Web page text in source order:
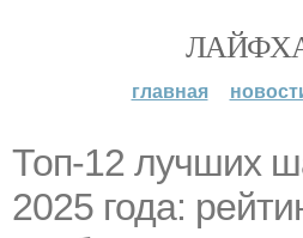
главная
Топ-12 лучших
2025 года: